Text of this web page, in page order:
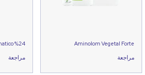
%24
مراجعة
Aminolom Vegetal Forte
مراجعة